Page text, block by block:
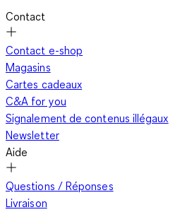
Contact
Contact e-shop
Magasins
Cartes cadeaux
C&A for you
Signalement de contenus illégaux
Newsletter
Aide
Questions / Réponses
Livraison